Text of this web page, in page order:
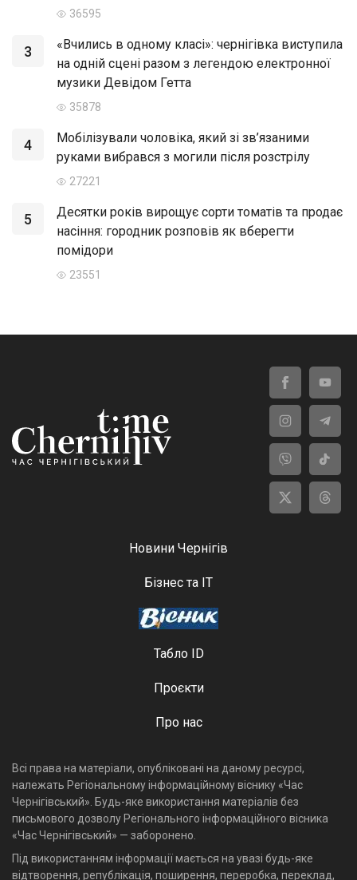
36595
3
«Вчились в одному класі»: чернігівка виступила
на одній сцені разом з легендою електронної
музики Девідом Гетта
35878
4
Мобілізували чоловіка, який зі зв’язаними
руками вибрався з могили після розстрілу
27221
5
Десятки років вирощує сорти томатів та продає
насіння: городник розповів як вберегти
помідори
23551
Новини Чернігів
Бізнес та ІТ
Табло ID
Проєкти
Про нас
Всі права на матеріали, опубліковані на даному ресурсі,
належать Регіональному інформаційному віснику «Час
Чернігівський». Будь-яке використання матеріалів без
письмового дозволу Регіонального інформаційного вісника
«Час Чернігівський» — заборонено.
Під використанням інформації мається на увазі будь-яке
відтворення, републікація, поширення, переробка, переклад,